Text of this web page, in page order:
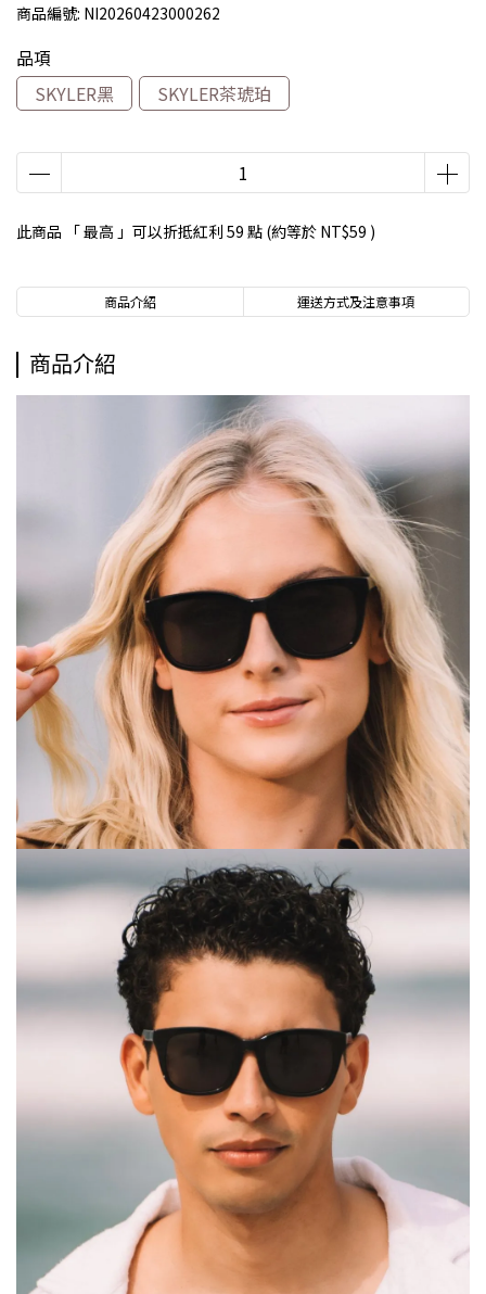
商品編號: NI20260423000262
品項
SKYLER黑
SKYLER茶琥珀
此商品 「 最高 」可以折抵紅利 59 點 (約等於 NT$59 )
商品介紹 運送方式及注意事項
商品介紹